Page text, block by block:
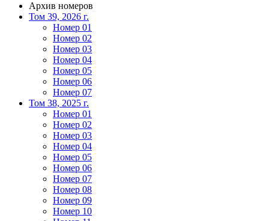
Архив номеров
Том 39, 2026 г.
Номер 01
Номер 02
Номер 03
Номер 04
Номер 05
Номер 06
Номер 07
Том 38, 2025 г.
Номер 01
Номер 02
Номер 03
Номер 04
Номер 05
Номер 06
Номер 07
Номер 08
Номер 09
Номер 10